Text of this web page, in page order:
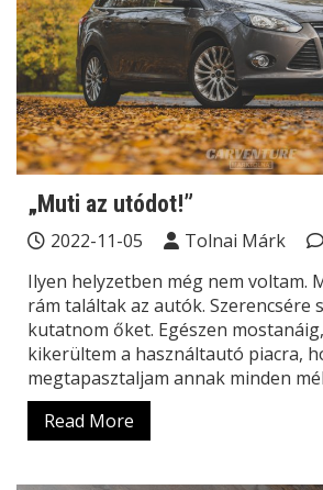
„Muti az utódot!”
2022-11-05 Tolnai Márk
Ilyen helyzetben még nem voltam.
rám találtak az autók. Szerencsére
kutatnom őket. Egészen
kikerültem a használtautó piacra,
megtapasztaljam annak minden
Read More